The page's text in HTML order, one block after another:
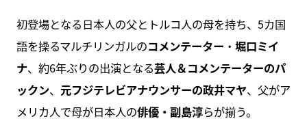
初登場となる日本人の父とトルコ人の母を持ち、5カ国
語を操るマルチリンガルのコメンテーター ・ 堀口ミイ
ナ、約6年ぶりの出演となる芸人＆コメンテーターのパ
ックン、 元フジテレビアナウンサーの政井マヤ、父がア
メリカ人で母が日本人の俳優・副島淳らが揃う。